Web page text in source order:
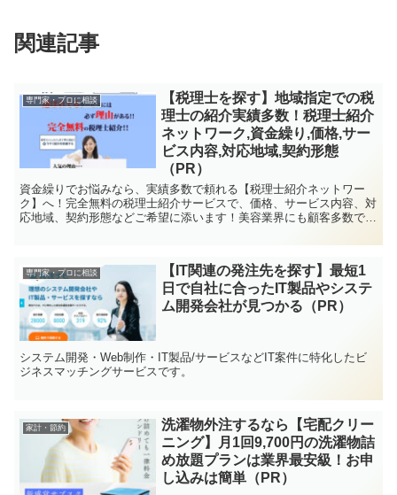
関連記事
専門家・プロに相談
【税理士を探す】地域指定での税
理士の紹介実績多数！税理士紹介
ネットワーク,資金繰り,価格,サー
ビス内容,対応地域,契約形態
（PR）
資金繰りでお悩みなら、実績多数で頼れる【税理士紹介ネットワー
ク】へ！完全無料の税理士紹介サービスで、価格、サービス内容、対
応地域、契約形態などご希望に添います！美容業界にも顧客多数で女
専門家・プロに相談
【IT関連の発注先を探す】最短1
日で自社に合ったIT製品やシステ
ム開発会社が見つかる（PR）
システム開発・Web制作・IT製品/サービスなどIT案件に特化したビ
ジネスマッチングサービスです。
家計・節約
洗濯物外注するなら【宅配クリー
ニング】月1回9,700円の洗濯物詰
め放題プランは業界最安級！お申
し込みは簡単（PR）